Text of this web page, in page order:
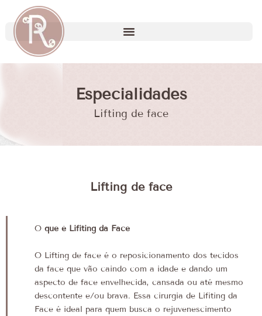
Especialidades
Lifting de face
Lifting de face
O que é Lifiting da Face
O Lifting de face é o reposicionamento dos tecidos
da face que vão caindo com a idade e dando um
aspecto de face envelhecida, cansada ou até mesmo
descontente e/ou brava. Essa cirurgia de Lifiting da
Face é ideal para quem busca o rejuvenescimento